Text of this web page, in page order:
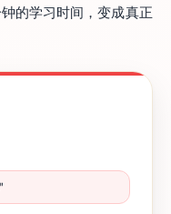
的学习时间，变成真正